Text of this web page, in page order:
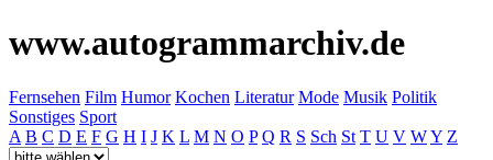
www.autogrammarchiv.de
Fernsehen Film Humor Kochen Literatur Mode Musik Politik
Sonstiges Sport
A B C D E F G H I J K L M N O P Q R S Sch St T U V WY Z